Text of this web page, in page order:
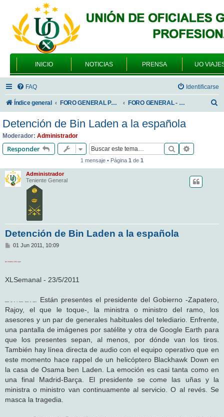
INICIO NOTICIAS PRENSA UO
FAQ Identificarse
Índice general FORO GENERAL PARA TODOS LOS USUARIOS FORO GENERAL - SONRIA, POR FAVOR
r
Detención de Bin Laden a la española
Moderador: Administrador
Responder Buscar
1 mensaje • Página 1 de 1
Administrador
Teniente General
Detención de Bin Laden a la española
M
s
j
e
01 Jun 2011, 10:09
Así habría sido aquí
XLSemanal - 23/5/2011
Despacho oval de la Moncloa. Reunión de urgencia.
Están presentes el presidente del Gobierno -Zapatero,
Rajoy, el que le toque-, la ministra o ministro del ramo, los
asesores y un par de generales habituales del telediario. Enfrente,
una pantalla de imágenes por satélite y otra de Google Earth para
que los presentes sepan, al menos, por dónde van los tiros.
También hay línea directa de audio con el equipo operativo que en
este momento hace rappel de un helicóptero Blackhawk Down en
la casa de Osama ben Laden. La emoción es casi tanta como en
una final Madrid-Barça. El presidente se come las uñas y la
ministra o ministro van continuamente al servicio. O al revés. Se
masca la tragedia.